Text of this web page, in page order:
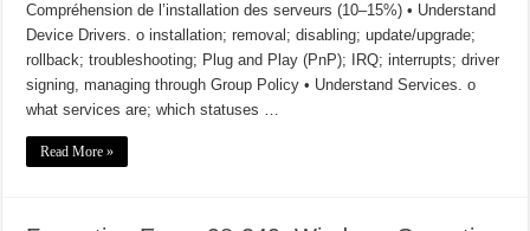
Compréhension de l’installation des serveurs (10–15%) • Understand
Device Drivers. o installation; removal; disabling; update/upgrade;
rollback; troubleshooting; Plug and Play (PnP); IRQ; interrupts; driver
signing, managing through Group Policy • Understand Services. o
what services are; which statuses …
Read More »